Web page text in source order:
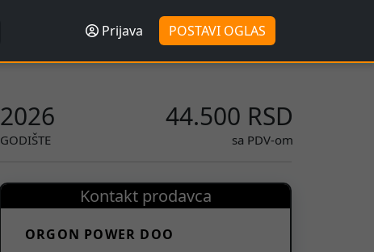
Prijava POSTAVI OGLAS
2026
GODIŠTE
44.500 RSD
sa PDV-om
Kontakt prodavca
ORGON POWER DOO